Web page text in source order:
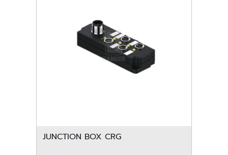
JUNCTION BOX CRG